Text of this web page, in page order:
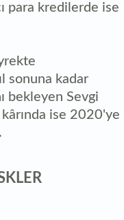
para kredilerde ise
sonuna kadar
bekleyen Sevgi
ise 2020'ye